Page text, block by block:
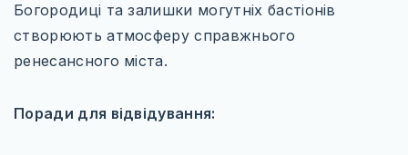
Богородиці та залишки могутніх бастіонів
створюють атмосферу справжнього
ренесансного міста.
Поради для відвідування: